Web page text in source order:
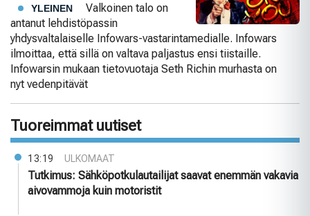
YLEINEN
Valkoinen talo on
antanut lehdistöpassin
yhdysvaltalaiselle Infowars-vastarintamedialle. Infowars
ilmoittaa, että sillä on valtava paljastus ensi tiistaille.
Infowarsin mukaan tietovuotaja Seth Richin murhasta on
nyt vedenpitävät
Tuoreimmat uutiset
13:19 ULKOMAAT
Tutkimus: Sähköpotkulautailijat saavat enemmän vakavia
aivovammoja kuin motoristit